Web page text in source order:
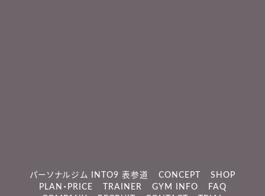
パーソナルジム INTO9 表参道 CONCEPT
SHOP
PLAN・PRICE
TRAINER GYM INFO
FAQ